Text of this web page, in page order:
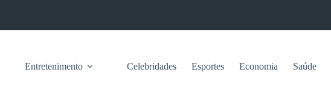
Entretenimento Celebridades Esportes Economia Saúde